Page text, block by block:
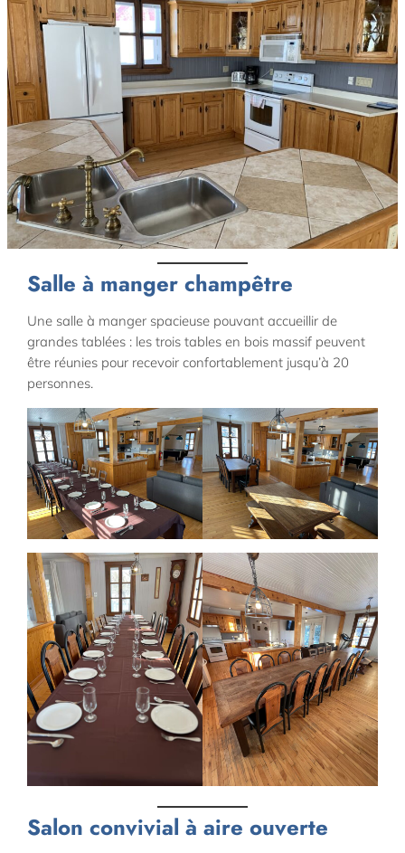
Salle à manger champêtre
Une salle à manger spacieuse pouvant accueillir de
grandes tablées : les trois tables en bois massif peuvent
être réunies pour recevoir confortablement jusqu’à 20
personnes.
Salon convivial à aire ouverte